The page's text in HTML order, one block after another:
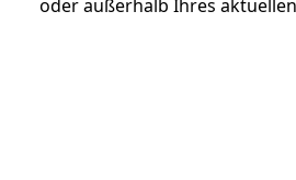
oder außerhalb Ihres